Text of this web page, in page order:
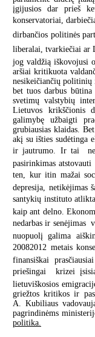
įgijusios dar prieš
konservatoriai,
dirbančios politinės
liberalai, tvarkiečiai ar
jog valdžią iškovojusi
aršiai kritikuota
nesikeičiančių
bet tuos darbus
svetimų valstybių
Lietuvos krikščionis
galimybę užbaigti
grubiausias klaidas.
akį su išties sudėtinga
ir jautrumo. Ir tai 
pasirinkimas
ten, kur itin mažai
depresija, netikėjimas
santykių instituto
kaip ant delno.
nedarbas ir senėjimas
nuopuolį galima
20082012 metais
finansiškai
priešingai  krizei
lietuviškosios
griežtos kritikos ir
A. Kubiliaus
pagrindinėms
politika.